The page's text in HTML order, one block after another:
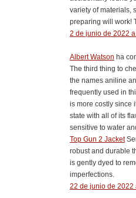
variety of materials,
preparing will work!
2 de junio de 2022
Albert Watson ha
The third thing to
the names aniline
frequently used in
is more costly since
state with all of its
sensitive to water
Top Gun 2 Jacket
robust and durable
is gently dyed to
imperfections.
22 de junio de 2022